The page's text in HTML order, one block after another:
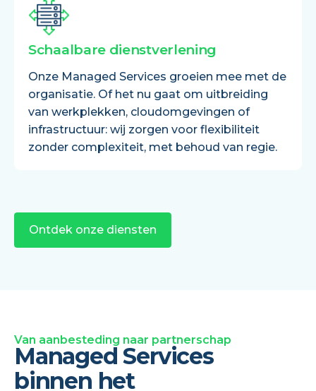
Schaalbare dienstverlening
Onze Managed Services groeien mee met de
organisatie. Of het nu gaat om uitbreiding
van werkplekken, cloudomgevingen of
infrastructuur: wij zorgen voor flexibiliteit
zonder complexiteit, met behoud van regie.
Ontdek onze diensten
Van aanbesteding naar partnerschap
Managed Services
binnen het